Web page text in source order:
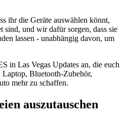
ihr die Geräte auswählen könnt,
sind, und wir dafür sorgen, dass sie
lassen - unabhängig davon, um
in Las Vegas Updates an, die euch
Laptop, Bluetooth-Zubehör,
mehr zu schaffen.
auszutauschen